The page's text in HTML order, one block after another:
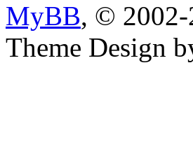
MyBB, © 2002-
Theme Design